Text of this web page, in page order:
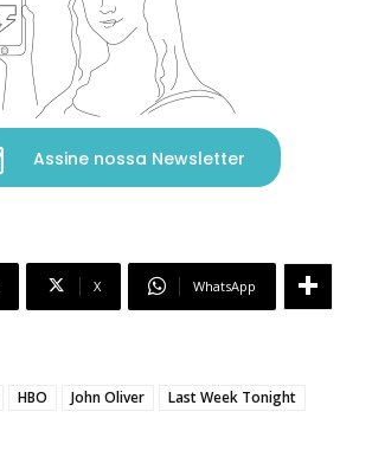
Assine nossa Newsletter
X WhatsApp
HBO John Oliver
Last Week Tonight